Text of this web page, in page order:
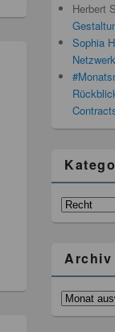
Herbert
Sophia
Kategorien
Archiv
Archiv